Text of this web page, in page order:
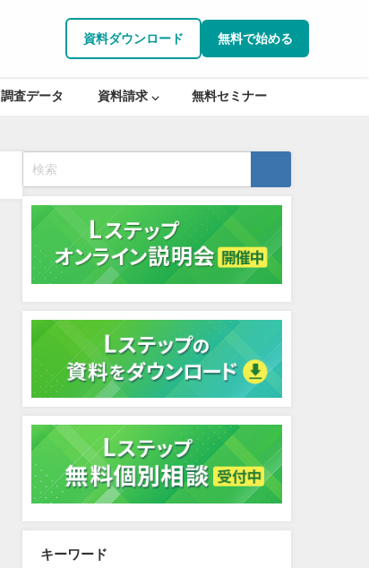
資料ダウンロード 無料で始める
調査データ 資料請求 ⌵ 無料セミナー
キーワード